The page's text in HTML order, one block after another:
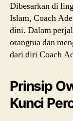
Dibesarkan di
Islam, Coach
dini. Dalam
orangtua dan
dari diri Coach
Prinsip
Kunci